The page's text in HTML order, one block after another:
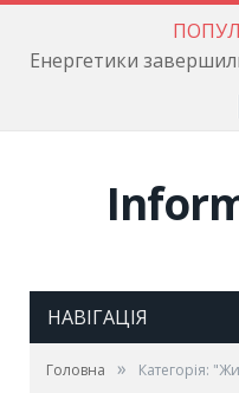
НАВІГАЦІЯ
Головна » Категорія: